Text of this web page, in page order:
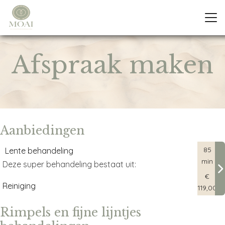
Afspraak maken
Aanbiedingen
Lente behandeling
Deze super behandeling bestaat uit:
Reiniging
Prepeel
85
min
€
119,00
Rimpels en fijne lijntjes